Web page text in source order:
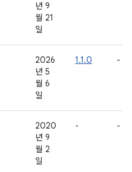
년 9
월 21
일
2026
년 5
월 6
일
1.1.0 -
2020
년 9
월 2
일
- -